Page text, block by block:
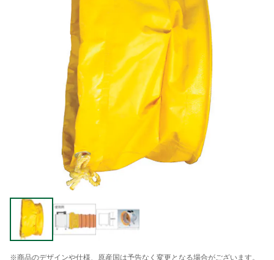
※商品のデザインや仕様、原産国は予告なく変更となる場合がございます。